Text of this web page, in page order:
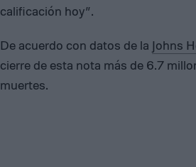
calificación hoy”.
De acuerdo con datos de la Johns
cierre de esta nota más de 6.7
muertes.